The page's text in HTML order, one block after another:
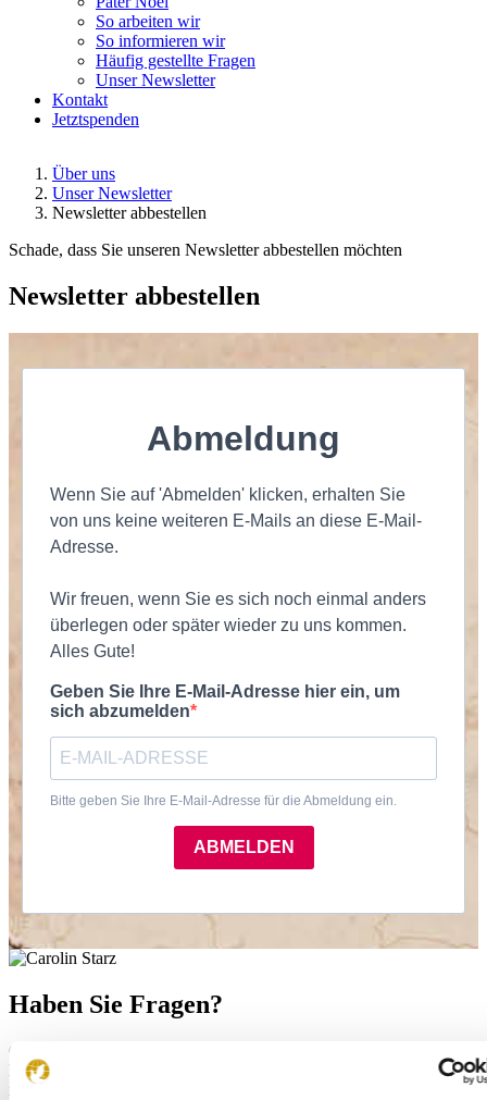
So arbeiten wir
So informieren wir
Häufig gestellte Fragen
Unser Newsletter
Kontakt
Jetztspenden
Über uns
Unser Newsletter
Newsletter abbestellen
Schade, dass Sie unseren Newsletter abbestellen möchten
Newsletter abbestellen
Abmeldung
Wenn Sie auf 'Abmelden' klicken, erhalten Sie
von uns keine weiteren E-Mails an diese E-Mail-
Adresse.
Wir freuen, wenn Sie es sich noch einmal anders
überlegen oder später wieder zu uns kommen.
Alles Gute!
Geben Sie Ihre E-Mail-Adresse hier ein, um
sich abzumelden
Bitte geben Sie Ihre E-Mail-Adresse für die Abmeldung ein.
ABMELDEN
Haben Sie Fragen?
Carolin Starz ist Ihre Ansprechpartnerin, wenn Sie unseren
Newsletter erhalten möchten oder das Magazin bestellen wollen. Sie
ist die Kontaktperson für Orden und Fördereinrichtungen.